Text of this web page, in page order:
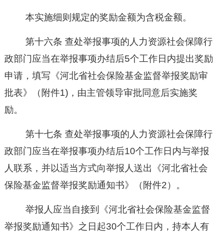
本实施细则规定的奖励金额为含税金额。
第十六条 查处举报事项的人力资源社会保障行
政部门应当在举报事项办结后5个工作日内提出奖励
申请， 填写《河北省社会保险基金监督举报奖励审
批表》（附件1)， 由主管领导审批同意后实施奖
励。
第十七条 查处举报事项的人力资源社会保障行
政部门应当在举报事项办结后10个工作日内与举报
人联系，并以适当方式向举报人送出《河北省社会
保险基金监督举报奖励通知书》（附件2）。
举报人应当自接到《河北省社会保险基金监督
举报奖励通知书》之日起30个工作日内，持本人有